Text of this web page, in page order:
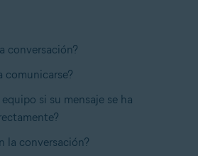
conversación?
comunicarse?
si su mensaje se ha
la conversación?